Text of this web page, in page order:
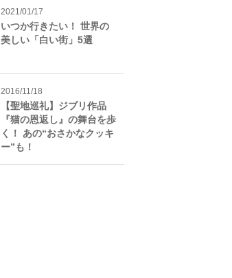
2021/01/17
いつか行きたい！ 世界の
美しい「白い街」5選
2016/11/18
【聖地巡礼】ジブリ作品
『猫の恩返し』の舞台を歩
く！ あの“おさかなクッキ
ー”も！